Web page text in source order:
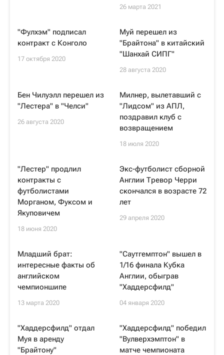
26 марта 2021
"Фулхэм" подписал
контракт с Конголо
17 октября 2020
Муй перешел из
"Брайтона" в китайский
"Шанхай СИПГ"
28 августа 2020
Бен Чилуэлл перешел из
"Лестера" в "Челси"
26 августа 2020
Милнер, вылетавший с
"Лидсом" из АПЛ,
поздравил клуб с
возвращением
18 июля 2020
"Лестер" продлил
контракты с
футболистами
Морганом, Фуксом и
Якуповичем
18 июня 2020
Экс-футболист сборной
Англии Тревор Черри
скончался в возрасте 72
лет
29 апреля 2020
Младший брат:
интересные факты об
английском
чемпионшипе
13 марта 2020
"Саутгемптон" вышел в
1/16 финала Кубка
Англии, обыграв
"Хаддерсфилд"
04 января 2020
"Хаддерсфилд" отдал
Муя в аренду
"Брайтону"
"Хаддерсфилд" победил
"Вулверхэмптон" в
матче чемпионата